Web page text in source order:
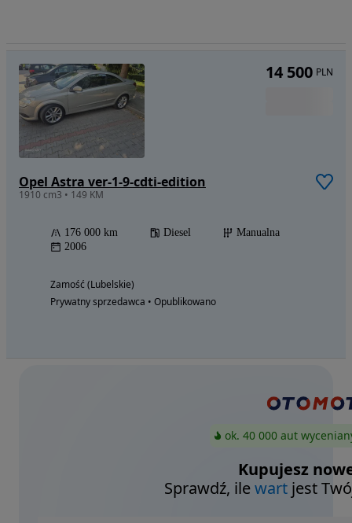
Opel Astra ver-1-9-cdti-edition
1910 cm3 • 149 KM
176 000 km Diesel
Manualna
2006
Zamość (Lubelskie)
Prywatny sprzedawca • Opublikowano
14 500 PLN
ok. 40 000 aut
Kupujesz
Sprawdź, ilewart jest